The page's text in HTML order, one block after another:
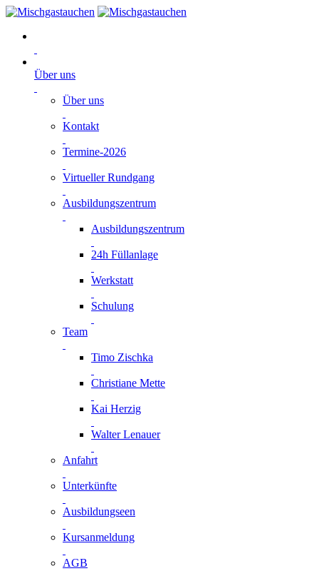
Über uns
Über uns
Kontakt
Termine-2026
Virtueller Rundgang
Ausbildungszentrum
Ausbildungszentrum
24h Füllanlage
Werkstatt
Schulung
Team
Timo Zischka
Christiane Mette
Kai Herzig
Walter Lenauer
Anfahrt
Unterkünfte
Ausbildungseen
Kursanmeldung
AGB